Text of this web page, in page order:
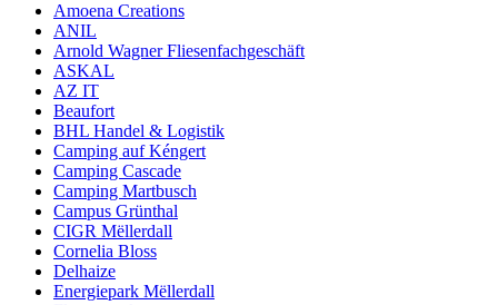
Amoena Creations
ANIL
Arnold Wagner Fliesenfachgeschäft
ASKAL
AZ IT
Beaufort
BHL Handel & Logistik
Camping auf Kéngert
Camping Cascade
Camping Martbusch
Campus Grünthal
CIGR Mëllerdall
Cornelia Bloss
Delhaize
Energiepark Mëllerdall